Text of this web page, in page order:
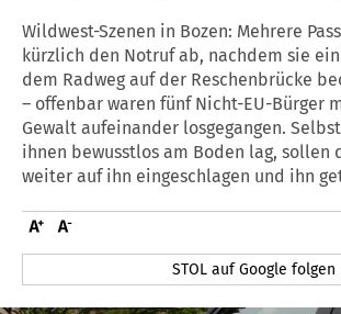
Wildwest-Szenen in Bozen: Mehrere
kürzlich den Notruf ab, nachdem sie
dem Radweg auf der Reschenbrücke
– offenbar waren fünf Nicht-EU-Bürger
Gewalt aufeinander losgegangen.
ihnen bewusstlos am Boden lag, sollen
weiter auf ihn eingeschlagen und ihn
STOL auf Google folgen